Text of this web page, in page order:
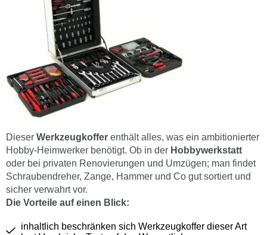
Dieser Werkzeugkoffer enthält alles, was ein ambitionierter
Hobby-Heimwerker benötigt. Ob in der Hobbywerkstatt
oder bei privaten Renovierungen und Umzügen; man findet
Schraubendreher, Zange, Hammer und Co gut sortiert und
sicher verwahrt vor.
Die Vorteile auf einen Blick:
inhaltlich beschränken sich Werkzeugkoffer dieser Art